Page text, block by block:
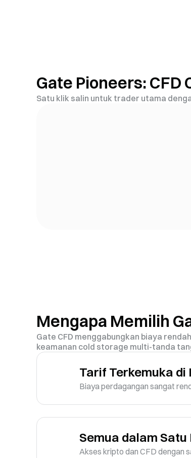
Gate Pioneers: CFD
Satu klik salin untuk trader utama
Mengapa Memilih
Gate CFD menggabungkan biaya
keamanan cold storage multi-tanda
Tarif Terkemuka di
Biaya perdagangan sangat
Semua dalam
Akses kripto dan CFD dengan